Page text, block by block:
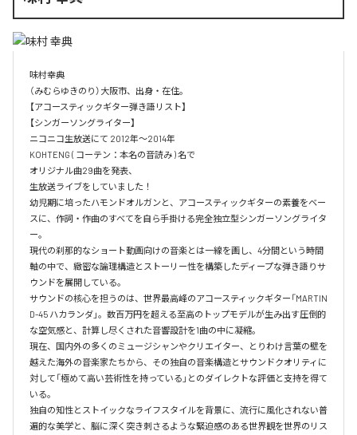
味村幸典
（みむらゆきのり）大阪市、出身・在住。
【アコースティックギター弾き語リスト】
【シンガーソングライター】
ニコニコ生放送にて 2012年～2014年
KOHTENG ( コーテン：本名の音読み ) 名で
オリジナル曲29曲を発表、
生放送ライブをしていました！
幼児期に培ったハモンドオルガンと、アコースティックギターの素養をベー
スに、作詞・作曲のすべてを自ら手掛ける完全独立型シンガーソングライタ
ー。
現代の刹那的なショート動画向けの音楽とは一線を画し、4分間という時間
軸の中で、緻密な論理構造とストーリー性を構築したディープな弾き語りサ
ウンドを展開している。
サウンドの核心を担うのは、世界最高峰のアコースティックギター「MARTIN
D-45 ハカランダ」。数百万円を超える至高のトップモデルが生み出す圧倒的
な空気感と、計算し尽くされた音響設計を1曲の中に凝縮。
現在、国内外の多くのミュージシャンやクリエイター、とりわけ言葉の壁を
越えた海外の音楽家たちから、その独自の音楽構造とサウンドクオリティに
対して「極めて高い芸術性を持っている」とのダイレクトな評価と支持を得て
いる。
独自の知性とストイックなライフスタイルを背景に、流行に風化されない普
遍的な美学と、脳に深く突き刺さるような緊迫感のある世界観を世界のリス